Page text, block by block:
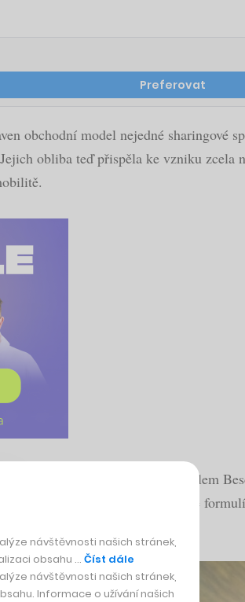
Preferovat
obchodní model nejedné sharingové
obliba teď přispěla ke vzniku zcela
Hragem Sarkissianem a Khalilem
di Grassi, známý ze světa série
návštěvnosti našich stránek,
obsahu … Číst dále
návštěvnosti našich stránek,
Informace o užívání našich